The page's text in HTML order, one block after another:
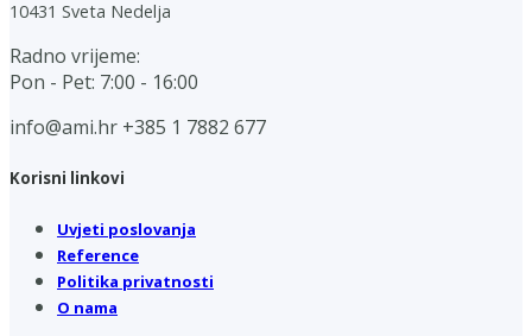
10431 Sveta Nedelja
Radno vrijeme:
Pon - Pet: 7:00 - 16:00
info@ami.hr +385 1 7882 677
Korisni linkovi
Uvjeti poslovanja
Reference
Politika privatnosti
O nama